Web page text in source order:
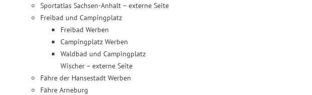
Sportatlas Sachsen-Anhalt – externe Seite
Freibad und Campingplatz
Freibad Werben
Campingplatz Werben
Waldbad und Campingplatz
Wischer – externe Seite
Fähre der Hansestadt Werben
Fähre Arneburg